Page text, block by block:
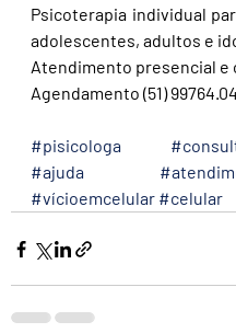
Psicoterapia individual
adolescentes, adultos e
Atendimento presencial e
Agendamento (51)
#pisicologa
#ajuda
#vícioemcelular #celular